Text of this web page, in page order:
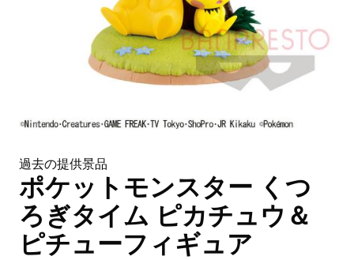
過去の提供景品
ポケットモンスター くつ
ろぎタイム ピカチュウ＆
ピチューフィギュア